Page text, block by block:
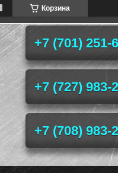
Корзина
+7 (701) 251-
+7 (727) 983-
+7 (708) 983-